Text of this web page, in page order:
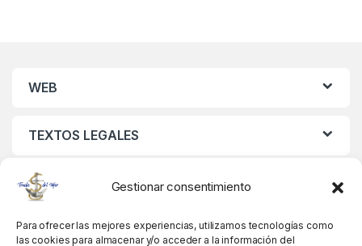
Gestionar consentimiento
Para ofrecer las mejores experiencias, utilizamos tecnologías como
las cookies para almacenar y/o acceder a la información del
WEB
TEXTOS LEGALES
MIS DATOS